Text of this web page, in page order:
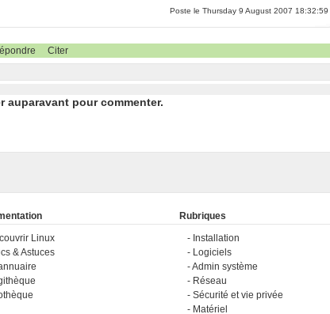
Poste le Thursday 9 August 2007 18:32:59
Citer
auparavant pour commenter.
Linux
& Astuces
Rubriques
Installation
Logiciels
Admin système
Réseau
Sécurité et vie privée
Matériel